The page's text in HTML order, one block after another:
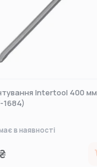
Intertool 400 мм
1684)
в наявності